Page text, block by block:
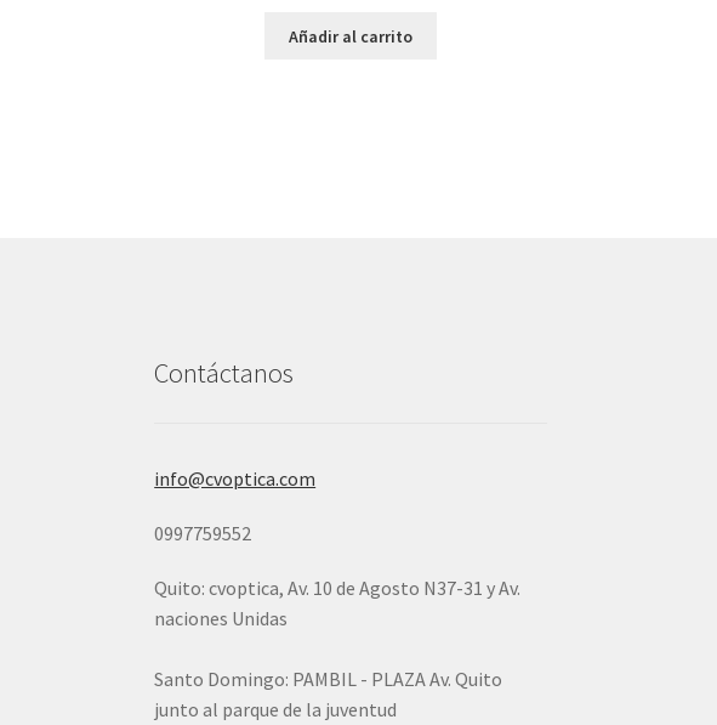
Añadir al carrito
Contáctanos
info@cvoptica.com
0997759552
Quito: cvoptica, Av. 10 de Agosto N37-31 y Av.
naciones Unidas
Santo Domingo: PAMBIL - PLAZA Av. Quito
junto al parque de la juventud